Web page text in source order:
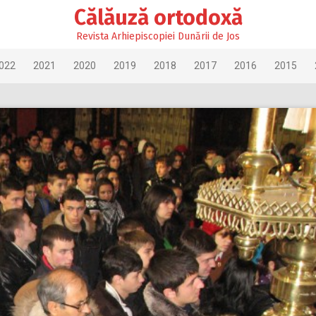
Călăuză ortodoxă
Revista Arhiepiscopiei Dunării de Jos
2021 2020 2019 2018 2017 2016 2015